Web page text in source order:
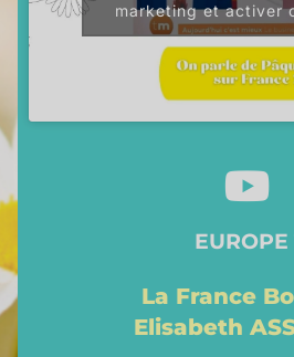
marketing et activer
EUROPE
La France
Elisabeth